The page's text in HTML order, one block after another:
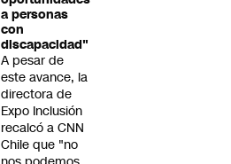
a personas
con
discapacidad"
A pesar de
este avance, la
directora de
Expo Inclusión
recalcó a CNN
Chile que "no